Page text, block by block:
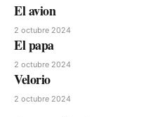
El avion
2 octubre 2024
El papa
2 octubre 2024
Velorio
2 octubre 2024